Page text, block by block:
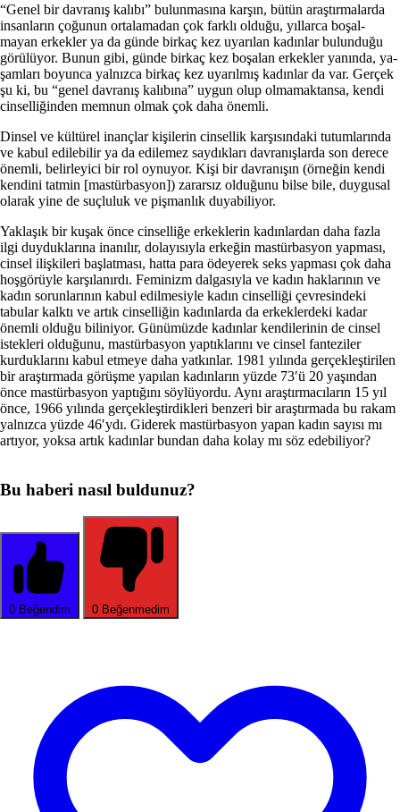
“Genel bir davranış kalıbı” bu­lunmasına karşın, bütün araştırma­larda
insanların çoğunun ortalama­dan çok farklı olduğu, yıllarca boşal-
mayan erkekler ya da günde birkaç kez uyarılan kadınlar bulunduğu
gö­rülüyor. Bunun gibi, günde birkaç kez boşalan erkekler yanında, ya­
şamları boyunca yalnızca birkaç kez uyarılmış kadınlar da var. Gerçek
şu ki, bu “genel davranış kalıbına” uy­gun olup olmamaktansa, kendi
cin­selliğinden memnun olmak çok da­ha önemli.
Dinsel ve kültürel inançlar kişile­rin cinsellik karşısındaki tutumların­da
ve kabul edilebilir ya da edilemez saydıkları davranışlarda son derece
önemli, belirleyici bir rol oynuyor. Kişi bir davranışın (örneğin kendi
kendini tatmin [mastürbasyon]) za­rarsız olduğunu bilse bile, duygusal
olarak yine de suçluluk ve pişmanlık duyabiliyor.
Yaklaşık bir kuşak önce cinselliğe erkeklerin kadınlardan daha fazla
ilgi duyduklarına inanılır, dolayısıyla er­keğin mastürbasyon yapması,
cinsel ilişkileri başlatması, hatta para öde­yerek seks yapması çok daha
hoşgö­rüyle karşılanırdı. Feminizm dalga­sıyla ve kadın haklarının ve
kadın so­runlarının kabul edilmesiyle kadın cinselliği çevresindeki
tabular kalktı ve artık cinselliğin kadınlarda da er­keklerdeki kadar
önemli olduğu bili­niyor. Günümüzde kadınlar kendile­rinin de cinsel
istekleri olduğunu, mastürbasyon yaptıklarını ve cinsel fanteziler
kurduklarını kabul etmeye daha yatkınlar. 1981 yılında gerçek­leştirilen
bir araştırmada görüşme yapılan kadınların yüzde 73′ü 20 ya­şından
önce mastürbasyon yaptığını söylüyordu. Aynı araştırmacıların 15 yıl
önce, 1966 yılında gerçekleştir­dikleri benzeri bir araştırmada bu ra­kam
yalnızca yüzde 46′ydı. Giderek mastürbasyon yapan kadın sayısı mı
artıyor, yoksa artık kadınlar bundan daha kolay mı söz edebiliyor?
Bu haberi nasıl buldunuz?
0 Beğendim 0 Beğenmedim